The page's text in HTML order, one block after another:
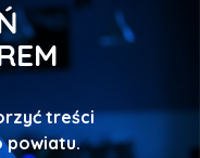
treści
dotyczące naszego powiatu.